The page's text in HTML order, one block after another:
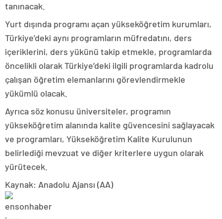
tanınacak.
Yurt dışında programı açan yükseköğretim kurumları,
Türkiye’deki aynı programların müfredatını, ders
içeriklerini, ders yükünü takip etmekle, programlarda
öncelikli olarak Türkiye’deki ilgili programlarda kadrolu
çalışan öğretim elemanlarını görevlendirmekle
yükümlü olacak.
Ayrıca söz konusu üniversiteler, programın
yükseköğretim alanında kalite güvencesini sağlayacak
ve programları, Yükseköğretim Kalite Kurulunun
belirlediği mevzuat ve diğer kriterlere uygun olarak
yürütecek.
Kaynak: Anadolu Ajansı (AA)